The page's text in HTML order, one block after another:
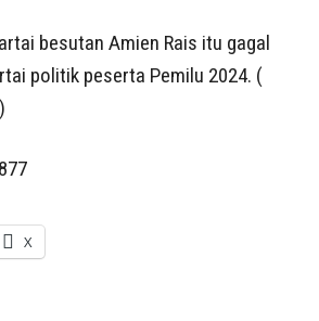
besutan Amien Rais itu gagal
politik peserta Pemilu 2024. (
877
X